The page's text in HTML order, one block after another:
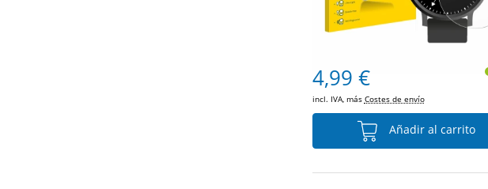
4,99 €
incl. IVA, más Costes de envío
Añadir al carrito